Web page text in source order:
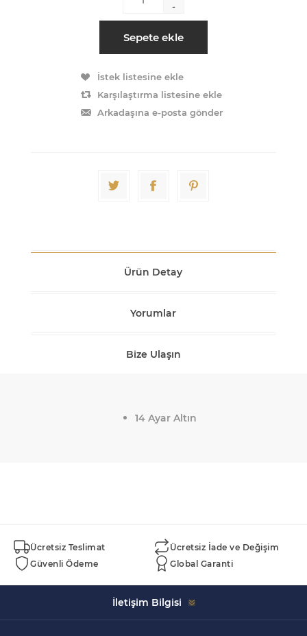
-
Sepete ekle
İstek listesine ekle
Karşılaştırma listesine ekle
Arkadaşına e-posta gönder
Ürün Detay
Yorumlar
Bize Ulaşın
14 Ayar Altın
Ücretsiz Teslimat
Ücretsiz İade ve Değişim
Güvenli Ödeme
Global Garanti
İletişim Bilgisi